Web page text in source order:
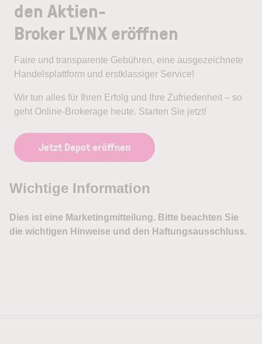
den Aktien-
Broker LYNX eröffnen
Faire und transparente Gebühren, eine ausgezeichnete
Handelsplattform und erstklassiger Service!
Wir tun alles für Ihren Erfolg und Ihre Zufriedenheit – so
geht Online-Brokerage heute. Starten Sie jetzt!
Jetzt Depot eröffnen